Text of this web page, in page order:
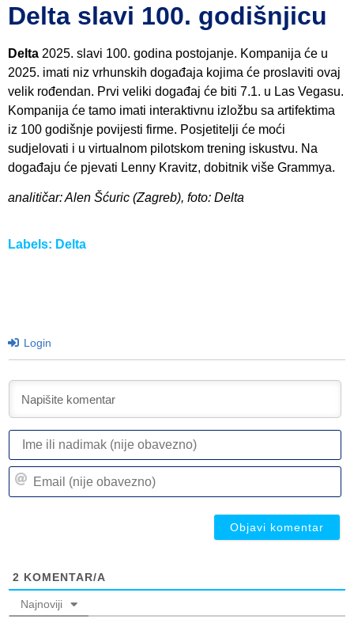
Delta slavi 100. godišnjicu
Delta 2025. slavi 100. godina postojanje. Kompanija će u
2025. imati niz vrhunskih događaja kojima će proslaviti ovaj
velik rođendan. Prvi veliki događaj će biti 7.1. u Las Vegasu.
Kompanija će tamo imati interaktivnu izložbu sa artifektima
iz 100 godišnje povijesti firme. Posjetitelji će moći
sudjelovati i u virtualnom pilotskom trening iskustvu. Na
događaju će pjevati Lenny Kravitz, dobitnik više Grammya.
analitičar: Alen Šćuric (Zagreb), foto: Delta
Labels: Delta
Login
2 KOMENTAR/A
Najnoviji